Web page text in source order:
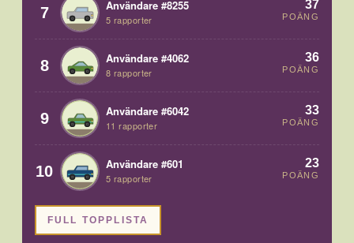
7 Användare #8255
5 rapporter
37
POÄNG
8 Användare #4062
8 rapporter
36
POÄNG
9 Användare #6042
11 rapporter
33
POÄNG
10 Användare #601
5 rapporter
23
POÄNG
FULL TOPPLISTA